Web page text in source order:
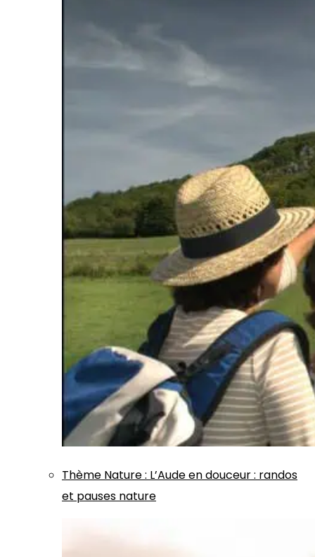
Thème Nature: L’Aude en douceur : randos
et pauses nature